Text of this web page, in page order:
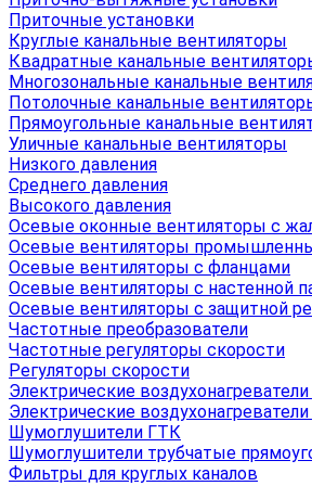
Приточные установки
Круглые канальные вентиляторы
Квадратные канальные
Многозональные канальные
Потолочные канальные
Прямоугольные канальные
Уличные канальные вентиляторы
Низкого давления
Среднего давления
Высокого давления
Осевые оконные вентиляторы с
Осевые вентиляторы
Осевые вентиляторы с фланцами
Осевые вентиляторы с настенной
Осевые вентиляторы с защитной
Частотные преобразователи
Частотные регуляторы скорости
Регуляторы скорости
Электрические
Электрические
Шумоглушители ГТК
Шумоглушители трубчатые
Фильтры для круглых каналов